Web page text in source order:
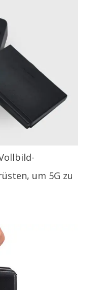
um 5G zu